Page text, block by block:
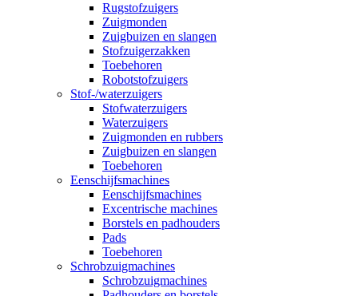
Rugstofzuigers
Zuigmonden
Zuigbuizen en slangen
Stofzuigerzakken
Toebehoren
Robotstofzuigers
Stof-/waterzuigers
Stofwaterzuigers
Waterzuigers
Zuigmonden en rubbers
Zuigbuizen en slangen
Toebehoren
Eenschijfsmachines
Eenschijfsmachines
Excentrische machines
Borstels en padhouders
Pads
Toebehoren
Schrobzuigmachines
Schrobzuigmachines